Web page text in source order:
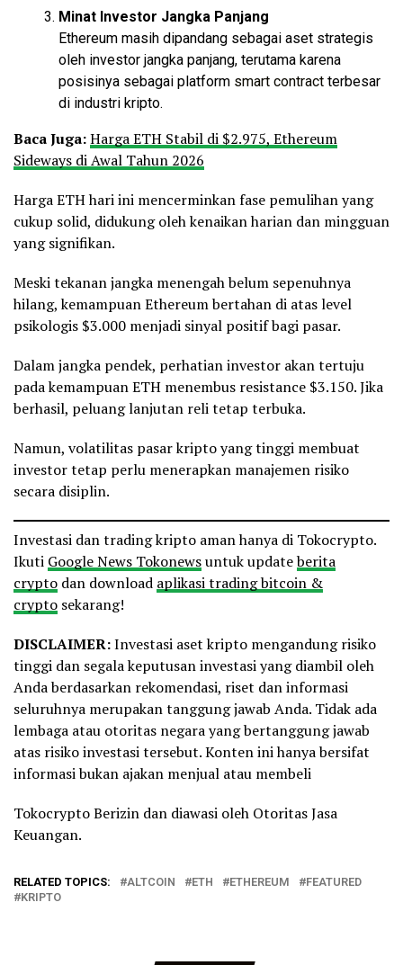
Minat Investor Jangka Panjang
Ethereum masih dipandang sebagai aset strategis
oleh investor jangka panjang, terutama karena
posisinya sebagai platform smart contract terbesar
di industri kripto.
Baca Juga:Harga ETH Stabil di $2.975, Ethereum
Sideways di Awal Tahun 2026
Harga ETH hari ini mencerminkan fase pemulihan yang
cukup solid, didukung oleh kenaikan harian dan mingguan
yang signifikan.
Meski tekanan jangka menengah belum sepenuhnya
hilang, kemampuan Ethereum bertahan di atas level
psikologis $3.000 menjadi sinyal positif bagi pasar.
Dalam jangka pendek, perhatian investor akan tertuju
pada kemampuan ETH menembus resistance $3.150. Jika
berhasil, peluang lanjutan reli tetap terbuka.
Namun, volatilitas pasar kripto yang tinggi membuat
investor tetap perlu menerapkan manajemen risiko
secara disiplin.
Investasi dan trading kripto aman hanya di Tokocrypto.
Ikuti Google News Tokonewsuntuk updateberita
crypto dan download aplikasi trading bitcoin &
crypto sekarang!
DISCLAIMER:Investasi aset kripto mengandung risiko
tinggi dan segala keputusan investasi yang diambil oleh
Anda berdasarkan rekomendasi, riset dan informasi
seluruhnya merupakan tanggung jawab Anda. Tidak ada
lembaga atau otoritas negara yang bertanggung jawab
atas risiko investasi tersebut. Konten ini hanya bersifat
informasi bukan ajakan menjual atau membeli
Tokocrypto Berizin dan diawasi oleh Otoritas Jasa
Keuangan.
RELATED TOPICS: ALTCOIN ETH ETHEREUM
FEATURED
KRIPTO